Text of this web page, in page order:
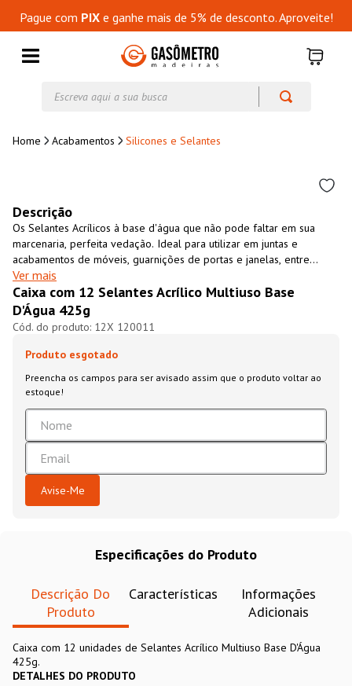
Pague com PIXe ganhe mais de 5% de desconto. Aproveite!
Acabamentos Silicones e Selantes
Descrição
Os Selantes Acrílicos à base d'água que não pode faltar em sua
marcenaria, perfeita vedação. Ideal para utilizar em juntas e
acabamentos de móveis, guarnições de portas e janelas, entre
outros. Fácil de aplicar tanto em ambientes internos como externos
e em materiais porosos e não porosos. Aceita pintura.
Ver mais
Caixa com 12 Selantes Acrílico Multiuso Base
D'Água 425g
12X 120011
Especificações do Produto
Descrição Do
Produto
Características
Informações
Adicionais
Caixa com 12 unidades de Selantes Acrílico Multiuso Base D'Água
425g.
DETALHES DO PRODUTO